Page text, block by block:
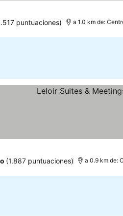
puntuaciones) a 1.0 km de:
(1.887 puntuaciones) a 0.9 km de: